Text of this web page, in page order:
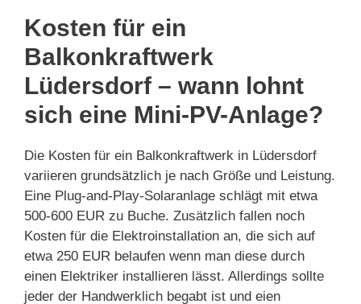
Kosten für ein
Balkonkraftwerk
Lüdersdorf – wann lohnt
sich eine Mini-PV-Anlage?
Die Kosten für ein Balkonkraftwerk in Lüdersdorf
variieren grundsätzlich je nach Größe und Leistung.
Eine Plug-and-Play-Solaranlage schlägt mit etwa
500-600 EUR zu Buche. Zusätzlich fallen noch
Kosten für die Elektroinstallation an, die sich auf
etwa 250 EUR belaufen wenn man diese durch
einen Elektriker installieren lässt. Allerdings sollte
jeder der Handwerklich begabt ist und eien